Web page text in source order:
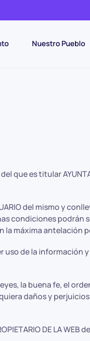
Nuestro Pueblo
es titular
del mismo y
condiciones
la máxima antelación
de la información
la buena fe, el
daños y
DE LA WEB